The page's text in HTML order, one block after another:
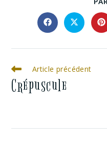
Article précédent
Crépuscule